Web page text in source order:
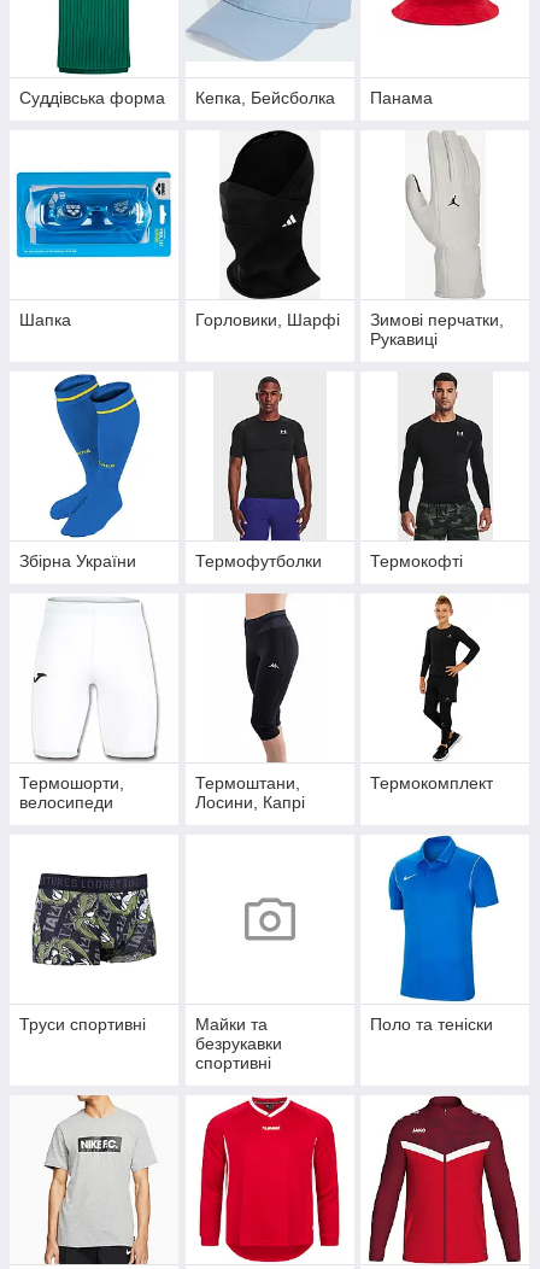
Суддівська форма Кепка, Бейсболка Панама
Шапка Горловики, Шарфі
Зимові перчатки,
Рукавиці
Збірна України Термофутболки Термокофті
Термошорти,
велосипеди
Термоштани,
Лосини, Капрі
Термокомплект
Труси спортивні
Майки та
безрукавки
спортивні
Поло та теніски